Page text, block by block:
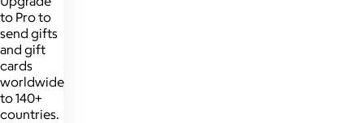
to Pro to
send gifts
and gift
cards
worldwide
to 140+
countries.